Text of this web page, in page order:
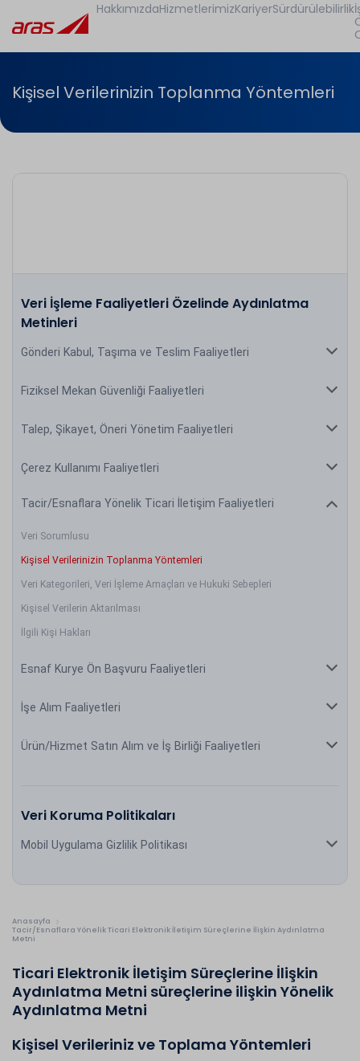
HakkımızdaHizmetlerimizKariyerSürdürülebilirlik
Kişisel Verilerinizin Toplanma Yöntemleri
Veri İşleme Faaliyetleri Özelinde Aydınlatma
Metinleri
Gönderi Kabul, Taşıma ve Teslim Faaliyetleri
Fiziksel Mekan Güvenliği Faaliyetleri
Talep, Şikayet, Öneri Yönetim Faaliyetleri
Çerez Kullanımı Faaliyetleri
Tacir/Esnaflara Yönelik Ticari İletişim Faaliyetleri
Veri Sorumlusu
Kişisel Verilerinizin Toplanma Yöntemleri
Veri Kategorileri, Veri İşleme Amaçları ve Hukuki Sebepleri
Kişisel Verilerin Aktarılması
İlgili Kişi Hakları
Esnaf Kurye Ön Başvuru Faaliyetleri
İşe Alım Faaliyetleri
Ürün/Hizmet Satın Alım ve İş Birliği Faaliyetleri
Veri Koruma Politikaları
Mobil Uygulama Gizlilik Politikası
Anasayfa
Tacir/Esnaflara Yönelik Ticari Elektronik İletişim Süreçlerine İlişkin Aydınlatma
Metni
Ticari Elektronik İletişim Süreçlerine İlişkin
Aydınlatma Metni süreçlerine ilişkin Yönelik
Aydınlatma Metni
Kişisel Verileriniz ve Toplama Yöntemleri